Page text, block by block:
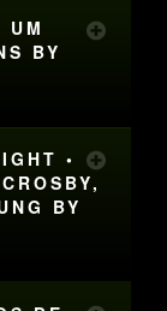
UM
BY
•
BY